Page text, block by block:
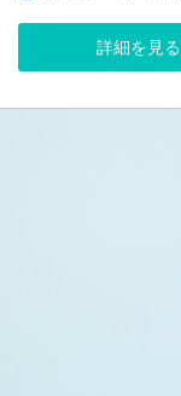
詳細を見る